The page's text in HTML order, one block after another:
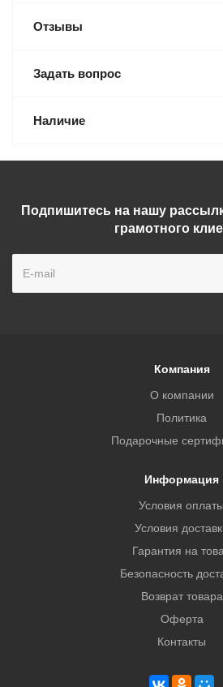
Отзывы
Задать вопрос
Наличие
Подпишитесь на нашу
грамотного
Компания
О компании
Политика
Подарочные
Информация
Условия оплаты
Условия
Гарантия на
Безопасность
Возврат товара
Оферта
Контакты